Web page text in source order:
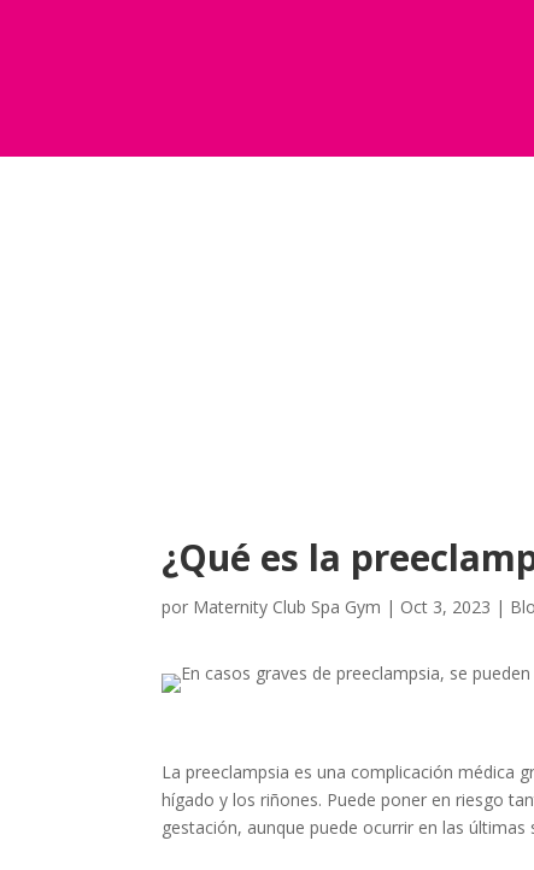
¿Qué es la
por Maternity Club Spa Gym | Oct 3, 2023 |
La preeclampsia es una complicación médica
hígado y los riñones. Puede poner en riesgo
gestación, aunque puede ocurrir en las